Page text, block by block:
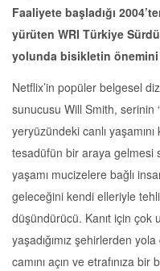
Faaliyete başladığı
yürüten WRI Türkiye
yolunda bisikletin
Netflix’in popüler belgesel
sunucusu Will Smith, serinin
yeryüzündeki canlı
tesadüfün bir araya gelmesi
yaşamı mucizelere bağlı
geleceğini kendi elleriyle
düşündürücü. Kanıt için çok
yaşadığımız şehirlerden
camını açın ve etrafınıza